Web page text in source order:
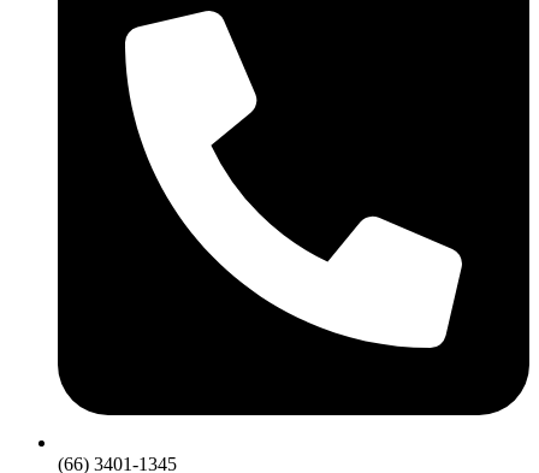
(66) 3401-1345